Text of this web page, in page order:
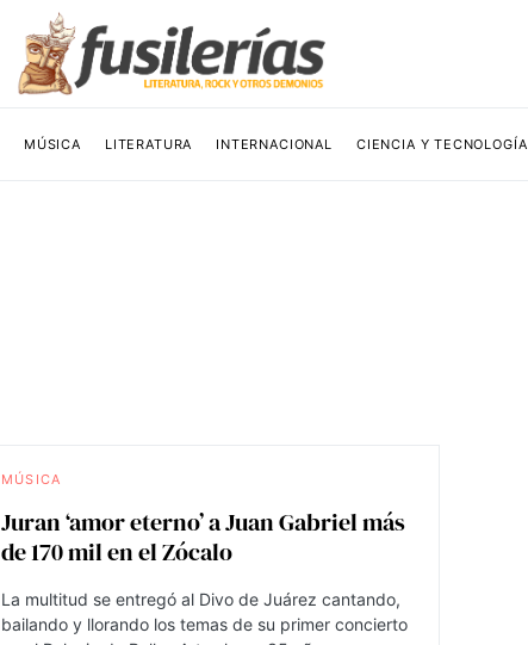
MÚSICA LITERATURA INTERNACIONAL CIENCIA Y TECNOLOGÍA
MÚSICA
Juran ‘amor eterno’ a Juan Gabriel más
de 170 mil en el Zócalo
La multitud se entregó al Divo de Juárez cantando,
bailando y llorando los temas de su primer concierto